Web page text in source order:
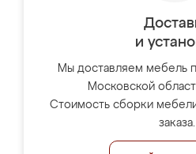
и
Мы доставляем мебель
Московской
Стоимость сборки
заказа.